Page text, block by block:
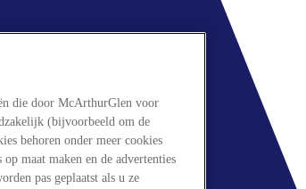
die door McArthurGlen voor
(bijvoorbeeld om de
behoren onder meer cookies
maat maken en de advertenties
pas geplaatst als u ze